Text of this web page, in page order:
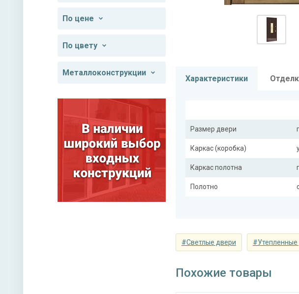
По цене
По цвету
Металлоконструкции
Характеристики
Размер двери
Каркас (коробка)
Каркас полотна
Полотно
(усилители)
Отделка снаружи
#Светлые двери #Утепленные
Похожие товары